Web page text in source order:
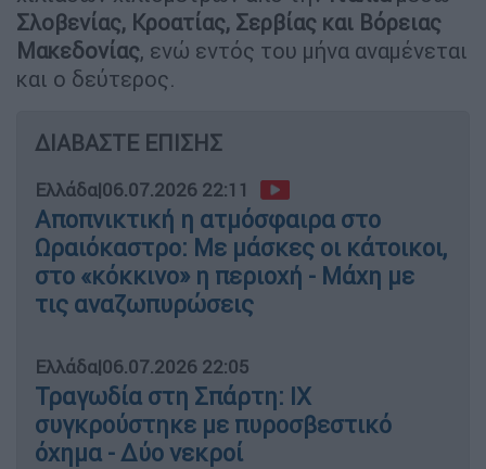
Σλοβενίας, Κροατίας, Σερβίας και Βόρειας
Μακεδονίας, ενώ εντός του μήνα αναμένεται
και ο δεύτερος.
ΔΙΑΒΑΣΤΕ ΕΠΙΣΗΣ
Ελλάδα|06.07.2026 22:11
Αποπνικτική η ατμόσφαιρα στο
Ωραιόκαστρο: Με μάσκες οι κάτοικοι,
στο «κόκκινο» η περιοχή - Μάχη με
τις αναζωπυρώσεις
Ελλάδα|06.07.2026 22:05
Τραγωδία στη Σπάρτη: ΙΧ
συγκρούστηκε με πυροσβεστικό
όχημα - Δύο νεκροί